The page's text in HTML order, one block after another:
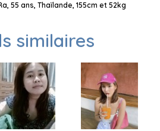
55 ans, Thaïlande, 155cm et 52kg
similaires